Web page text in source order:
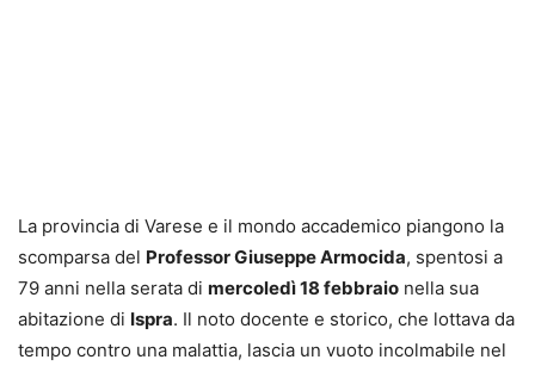
La provincia di Varese e il mondo accademico piangono la
scomparsa del Professor Giuseppe Armocida, spentosi a
79 anni nella serata di mercoledì 18 febbraio nella sua
abitazione di Ispra. Il noto docente e storico, che lottava da
tempo contro una malattia, lascia un vuoto incolmabile nel